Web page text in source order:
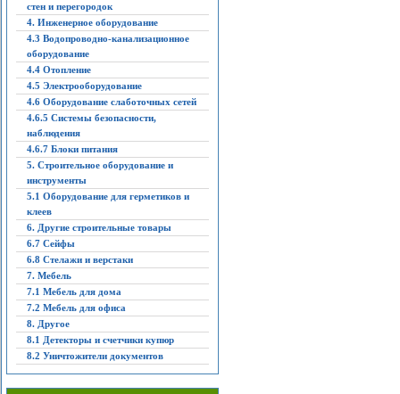
стен и перегородок
4. Инженерное оборудование
4.3 Водопроводно-канализационное
оборудование
4.4 Отопление
4.5 Электрооборудование
4.6 Оборудование слаботочных сетей
4.6.5 Системы безопасности,
наблюдения
4.6.7 Блоки питания
5. Строительное оборудование и
инструменты
5.1 Оборудование для герметиков и
клеев
6. Другие строительные товары
6.7 Сейфы
6.8 Стелажи и верстаки
7. Мебель
7.1 Мебель для дома
7.2 Мебель для офиса
8. Другое
8.1 Детекторы и счетчики купюр
8.2 Уничтожители документов